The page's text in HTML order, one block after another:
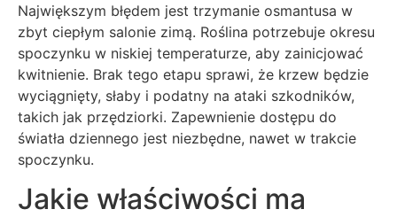
Największym błędem jest trzymanie osmantusa w
zbyt ciepłym salonie zimą. Roślina potrzebuje okresu
spoczynku w niskiej temperaturze, aby zainicjować
kwitnienie. Brak tego etapu sprawi, że krzew będzie
wyciągnięty, słaby i podatny na ataki szkodników,
takich jak przędziorki. Zapewnienie dostępu do
światła dziennego jest niezbędne, nawet w trakcie
spoczynku.
Jakie właściwości ma